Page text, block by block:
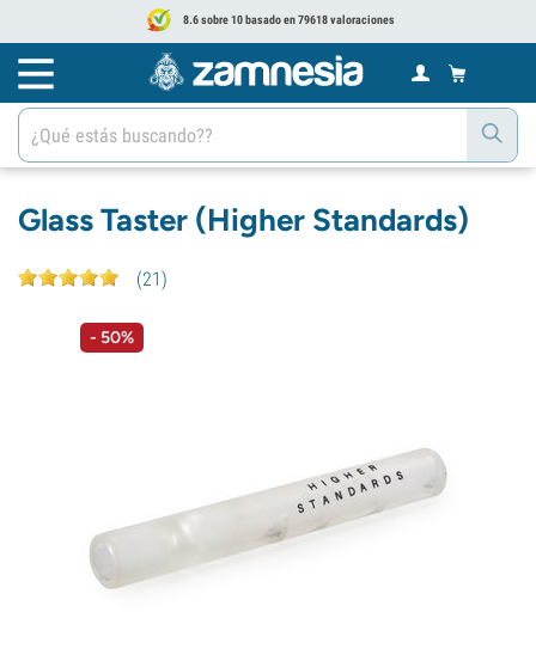
8.6 sobre 10 basado en 79618 valoraciones
Glass Taster (Higher Standards)
(21)
- 50%